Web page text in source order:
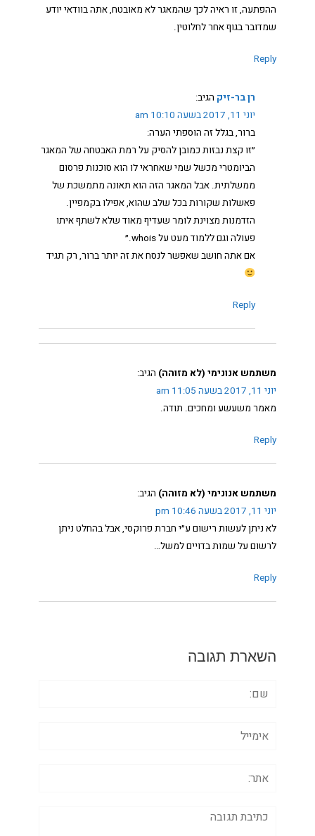
ההפתעה, זו ראיה לכך שהמאגר לא מאובטח, אתה בוודאי יודע
שמדובר בגוף אחר לחלוטין.
Reply
רן בר-זיק הגיב:
יוני 11, 2017 בשעה 10:10 am
ברור, בגלל זה הוספתי הערה:
״זו קצת נבזות כמובן להסיק על רמת האבטחה של המאגר
הביומטרי מכשל שמי שאחראי לו הוא סוכנות פרסום
ממשלתית. אבל המאגר הזה הוא תאונה מתמשכת של
פאשלות שקורות בכל שלב שהוא, אפילו בקמפיין.
הזדמנות מצוינת לומר שעדיף מאוד שלא לשתף איתו
פעולה וגם ללמוד מעט על whois.״
אם אתה חושב שאפשר לנסח את זה יותר ברור, רק תגיד
Reply
משתמש אנונימי (לא מזוהה) הגיב:
יוני 11, 2017 בשעה 11:05 am
מאמר משעשע ומחכים. תודה.
Reply
משתמש אנונימי (לא מזוהה) הגיב:
יוני 11, 2017 בשעה 10:46 pm
לא ניתן לעשות רישום ע״י חברת פרוקסי, אבל בהחלט ניתן
לרשום על שמות בדויים למשל…
Reply
השארת תגובה
תגובה